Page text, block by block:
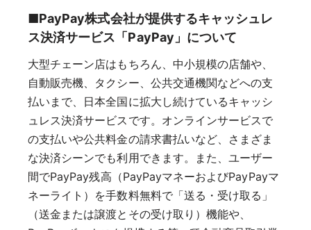
■PayPay株式会社が提供するキャッシュレ
ス決済サービス「PayPay」について
大型チェーン店はもちろん、中小規模の店舗や、
自動販売機、タクシー、公共交通機関などへの支
払いまで、日本全国に拡大し続けているキャッシ
ュレス決済サービスです。オンラインサービスで
の支払いや公共料金の請求書払いなど、さまざま
な決済シーンでも利用できます。また、ユーザー
間でPayPay残高（PayPayマネーおよびPayPayマ
ネーライト）を手数料無料で「送る・受け取る」
（送金または譲渡とその受け取り）機能や、